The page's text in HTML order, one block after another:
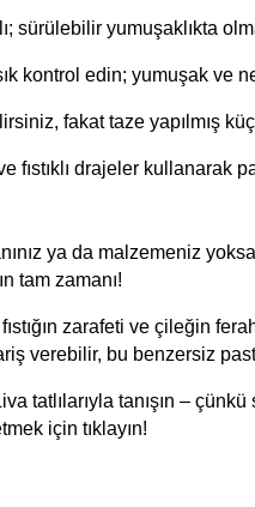
sürülebilir yumuşaklıkta
kontrol edin; yumuşak ve
fakat taze yapılmış
fıstıklı drajeler kullanarak
tam zamanı!
zarafeti ve çileğin
verebilir, bu benzersiz
tatlılarıyla tanışın –
için tıklayın!